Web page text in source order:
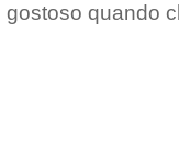
quando